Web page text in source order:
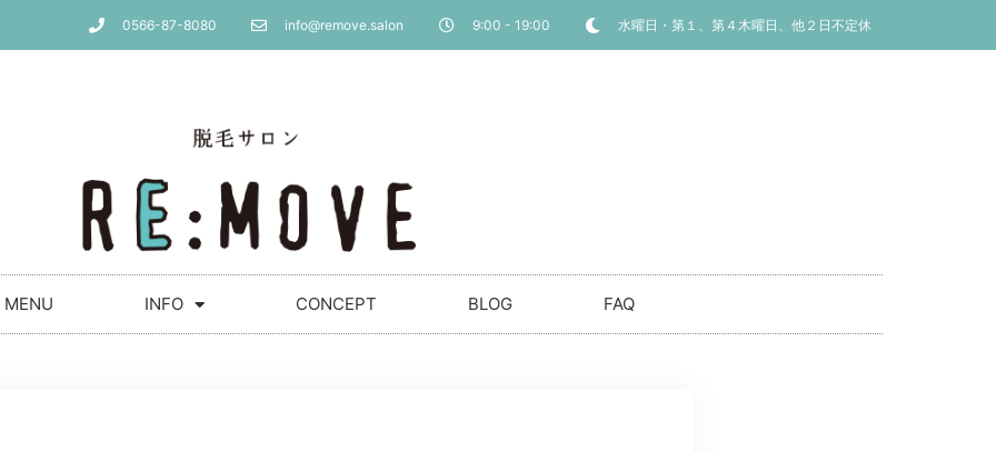
0566-87-8080 info@remove.salon 9:00 - 19:00 水曜日・第１、第４木曜日、他２日不定休
MENU INFO CONCEPT BLOG FAQ